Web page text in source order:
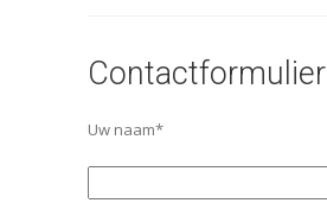
Contactformulier
Uw naam*